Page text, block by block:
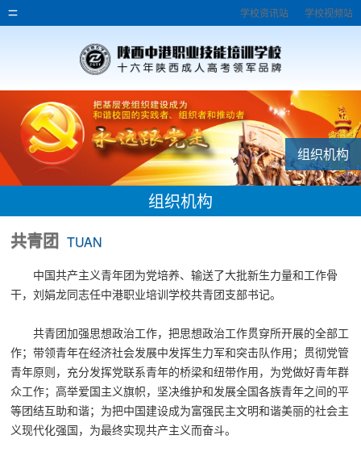
学校资讯站 学校视频站
组织机构
组织机构
共青团 TUAN
中国共产主义青年团为党培养、输送了大批新生力量和工作骨
干，刘娟龙同志任中港职业培训学校共青团支部书记。
共青团加强思想政治工作，把思想政治工作贯穿所开展的全部工
作；带领青年在经济社会发展中发挥生力军和突击队作用；贯彻党管
青年原则，充分发挥党联系青年的桥梁和纽带作用，为党做好青年群
众工作；高举爱国主义旗帜，坚决维护和发展全国各族青年之间的平
等团结互助和谐；为把中国建设成为富强民主文明和谐美丽的社会主
义现代化强国，为最终实现共产主义而奋斗。